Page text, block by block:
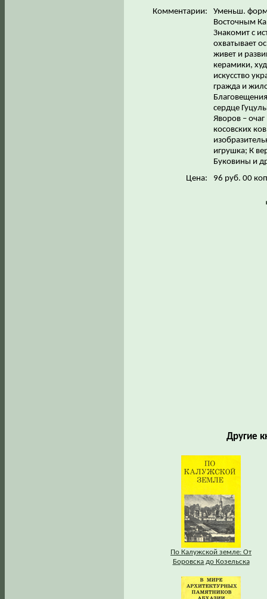
Комментарии:
Уменьш.
Восточным
Знакомит с
охватывает
живет и
керамики,
искусство
гражда и
сердце
Яворов – очаг
косовских
игрушка; К
Буковины и
Цена:
96 руб. 00
Другие
По Калужской земле: От
Боровска до Козельска